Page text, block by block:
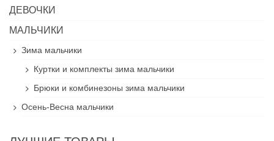
ДЕВОЧКИ
МАЛЬЧИКИ
Зима мальчики
Куртки и комплекты зима мальчики
Брюки и комбинезоны зима мальчики
Осень-Весна мальчики